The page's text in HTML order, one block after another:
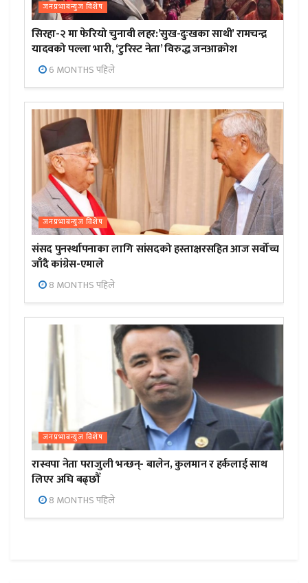
जनप्रभाबन्युज विशेष
सिरहा-२ मा फेरियो चुनावी लहर:’सुख-दुःखका साथी’ रामचन्द्र
यादवको पल्ला भारी, ‘टुरिस्ट नेता’ विरुद्ध जनआक्रोश
6 MONTHS पहिले
जनप्रभाबन्युज विशेष
संसद पुनर्स्थापनाका लागि सांसदको हस्ताक्षरसहित आज सर्वोच्च
जाँदै कांग्रेस-एमाले
8 MONTHS पहिले
जनप्रभाबन्युज विशेष
रास्वपा नेता पराजुली भन्छन्- बालेन, कुलमान र हर्कलाई साथ
लिएर अघि बढ्छौँ
8 MONTHS पहिले